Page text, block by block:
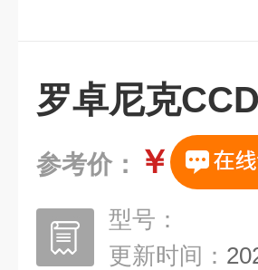
罗卓尼克
参考价： ￥
型号：
更新时间：